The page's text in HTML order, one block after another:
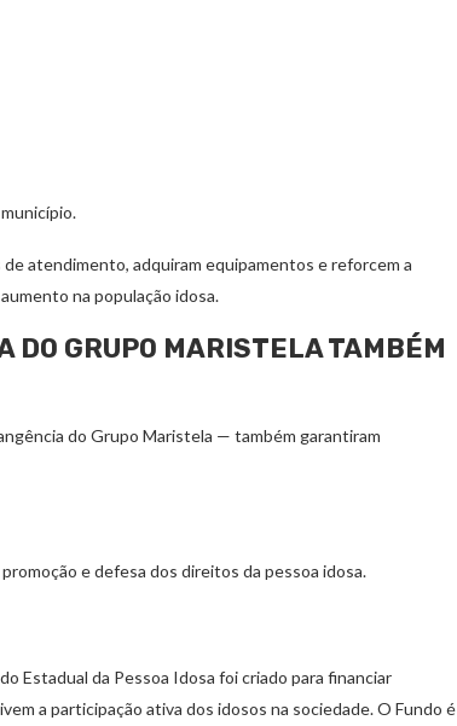
atendimento, adquiram equipamentos e reforcem a
na população idosa.
DO GRUPO MARISTELA TAMBÉM
do Grupo Maristela — também garantiram
e defesa dos direitos da pessoa idosa.
Estadual da Pessoa Idosa foi criado para financiar
a participação ativa dos idosos na sociedade. O Fundo é